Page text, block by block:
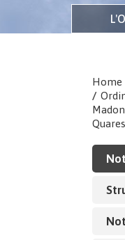
Home
/